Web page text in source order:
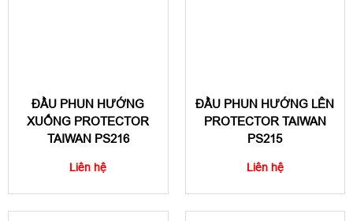
ĐẦU PHUN HƯỚNG
XUỐNG PROTECTOR
TAIWAN PS216
Liên hệ
ĐẦU PHUN HƯỚNG LÊN
PROTECTOR TAIWAN
PS215
Liên hệ